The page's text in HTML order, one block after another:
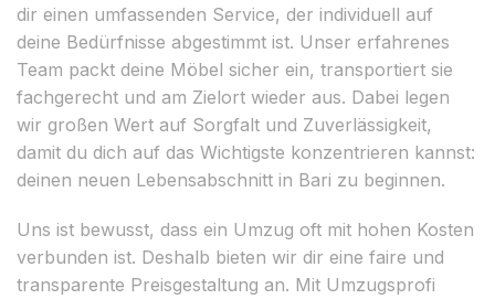
dir einen umfassenden Service, der individuell auf
deine Bedürfnisse abgestimmt ist. Unser erfahrenes
Team packt deine Möbel sicher ein, transportiert sie
fachgerecht und am Zielort wieder aus. Dabei legen
wir großen Wert auf Sorgfalt und Zuverlässigkeit,
damit du dich auf das Wichtigste konzentrieren kannst:
deinen neuen Lebensabschnitt in Bari zu beginnen.
Uns ist bewusst, dass ein Umzug oft mit hohen Kosten
verbunden ist. Deshalb bieten wir dir eine faire und
transparente Preisgestaltung an. Mit Umzugsprofi